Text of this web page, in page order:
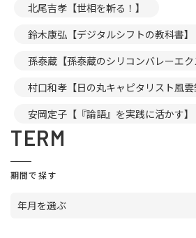
北尾吉孝【世相を斬る！】
鈴木康弘【デジタルシフトの教科書】
孫泰蔵【孫泰蔵のシリコンバレーエク
村口和孝【日の丸キャピタリスト風雲
安岡定子【『論語』を実践に活かす】
TERM
期間で探す
年月を選ぶ